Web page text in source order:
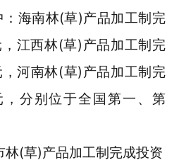
海南林(草)产品加工制完
江西林(草)产品加工制完
河南林(草)产品加工制完
，分别位于全国第一、第
(草)产品加工制完成投资